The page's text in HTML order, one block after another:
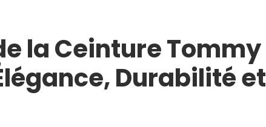
la Ceinture Tommy
Durabilité et